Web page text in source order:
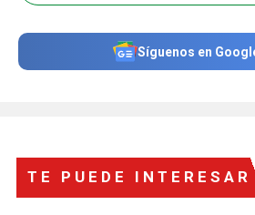
Síguenos en
TE PUEDE INTERESAR